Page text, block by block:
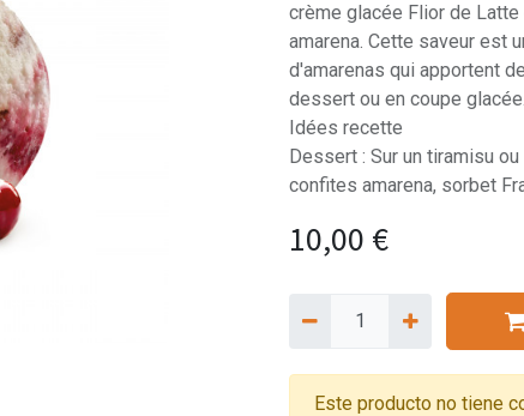
crème glacée Flior de
amarena. Cette saveur est
d'amarenas qui apportent
dessert ou en coupe glacée.
Idées recette
Dessert : Sur un tiramisu
confites amarena, sorbet
10,00 €
Este producto no tiene